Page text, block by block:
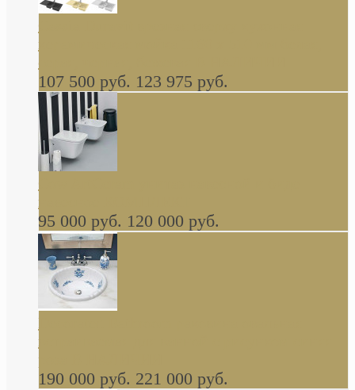
керамическая мойка 1160 x 510 мм белая,
серая, черная, бежевая В НАЛИЧИИ
107 500 руб. 123 975 руб.
навесное КОМПЛЕКТ
95 000 руб. 120 000 руб.
Decorated Bathroom раковина овальная
встраиваемая для ванной с рисунком синяя
роза В НАЛИЧИИ
190 000 руб. 221 000 руб.